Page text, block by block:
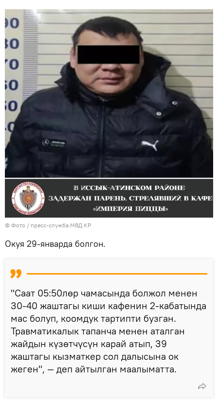
© Фото / пресс-служба МВД КР
Окуя 29-январда болгон.
"Саат 05:50лөр чамасында болжол менен
30-40 жаштагы киши кафенин 2-кабатында
мас болуп, коомдук тартипти бузган.
Травматикалык тапанча менен аталган
жайдын күзөтчүсүн карай атып, 39
жаштагы кызматкер сол далысына ок
жеген", — деп айтылган маалыматта.